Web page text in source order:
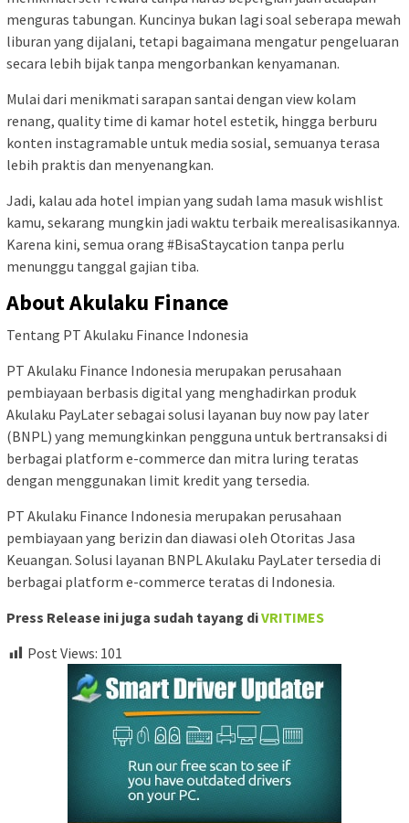
menguras tabungan. Kuncinya bukan lagi soal seberapa mewah
liburan yang dijalani, tetapi bagaimana mengatur pengeluaran
secara lebih bijak tanpa mengorbankan kenyamanan.
Mulai dari menikmati sarapan santai dengan view kolam
renang, quality time di kamar hotel estetik, hingga berburu
konten instagramable untuk media sosial, semuanya terasa
lebih praktis dan menyenangkan.
Jadi, kalau ada hotel impian yang sudah lama masuk wishlist
kamu, sekarang mungkin jadi waktu terbaik merealisasikannya.
Karena kini, semua orang #BisaStaycation tanpa perlu
menunggu tanggal gajian tiba.
About Akulaku Finance
Tentang PT Akulaku Finance Indonesia
PT Akulaku Finance Indonesia merupakan perusahaan
pembiayaan berbasis digital yang menghadirkan produk
Akulaku PayLater sebagai solusi layanan buy now pay later
(BNPL) yang memungkinkan pengguna untuk bertransaksi di
berbagai platform e-commerce dan mitra luring teratas
dengan menggunakan limit kredit yang tersedia.
PT Akulaku Finance Indonesia merupakan perusahaan
pembiayaan yang berizin dan diawasi oleh Otoritas Jasa
Keuangan. Solusi layanan BNPL Akulaku PayLater tersedia di
berbagai platform e-commerce teratas di Indonesia.
Press Release ini juga sudah tayang diVRITIMES
Post Views: 101